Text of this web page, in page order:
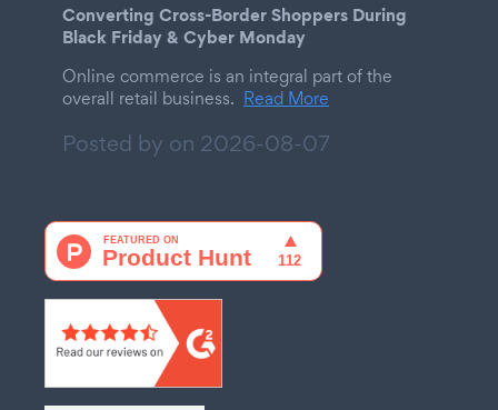
Converting Cross-Border Shoppers During
Black Friday & Cyber Monday
Online commerce is an integral part of the
overall retail business. Read More
Posted by on 2026-08-07